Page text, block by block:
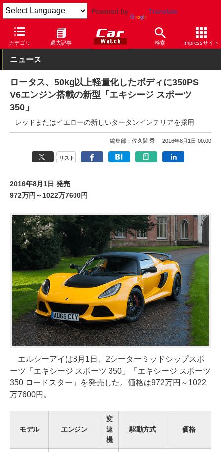
Powered by Translate
カテゴリ 過去記事 検索 Impressサイト
Car Watch 自動車 ロータス エキシージ
ニュース
ロータス、50kg以上軽量化したボディに350PS
V6エンジン搭載の新型「エキシージ スポーツ
350」
レッドまたはイエローの新しいタータンインテリアを採用
編集部：佐久間 秀 2016年8月1日 00:00
リスト
2016年8月1日 発売
972万円～1022万7600円
エルシーアイは8月1日、2シーターミッドシップスポ
ーツ「エキシージ スポーツ 350」「エキシージ スポーツ
350 ロードスター」を発売した。価格は972万円～1022
万7600円。
モデル エンジン
変
速
機
駆動方式 価格